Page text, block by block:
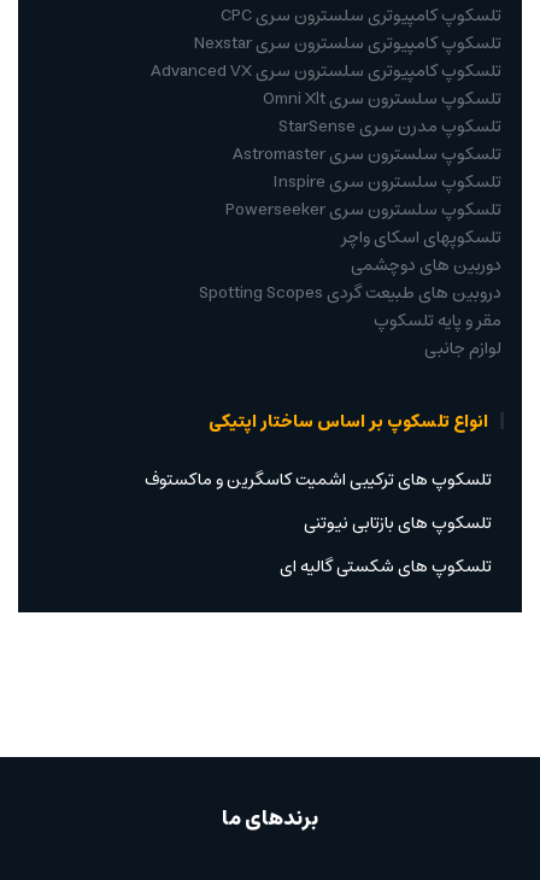
تلسکوپ کامپیوتری سلسترون سری CPC
تلسکوپ کامپیوتری سلسترون سری Nexstar
تلسکوپ کامپیوتری سلسترون سری Advanced VX
تلسکوپ سلسترون سری Omni Xlt
تلسکوپ مدرن سری StarSense
تلسکوپ سلسترون سری Astromaster
تلسکوپ سلسترون سری Inspire
تلسکوپ سلسترون سری Powerseeker
تلسکوپهای اسکای واچر
دوربین های دوچشمی
دروبین های طبیعت گردی Spotting Scopes
مقر و پایه تلسکوپ
لوازم جانبی
انواع تلسکوپ بر اساس ساختار اپتیکی
تلسکوپ های ترکیبی اشمیت کاسگرین و ماکستوف
تلسکوپ های بازتابی نیوتنی
تلسکوپ های شکستی گالیه ای
برندهای ما